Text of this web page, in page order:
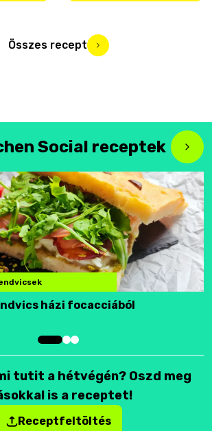
Összes recept
Social receptek
házi focacciából
tutit a hétvégén? Oszd meg
is a receptet!
Receptfeltöltés